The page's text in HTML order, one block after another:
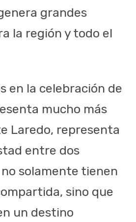
grandes
la región y todo el
en la celebración de
mucho más
Laredo, representa
entre dos
solamente tienen
sino que
un destino